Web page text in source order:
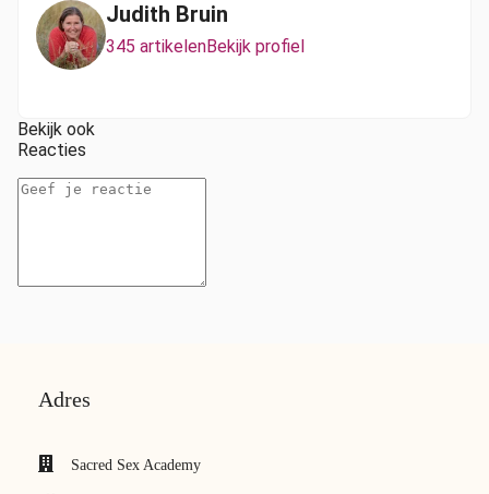
Judith Bruin
345 artikelenBekijk profiel
Bekijk ook
Reacties
Adres
Sacred Sex Academy